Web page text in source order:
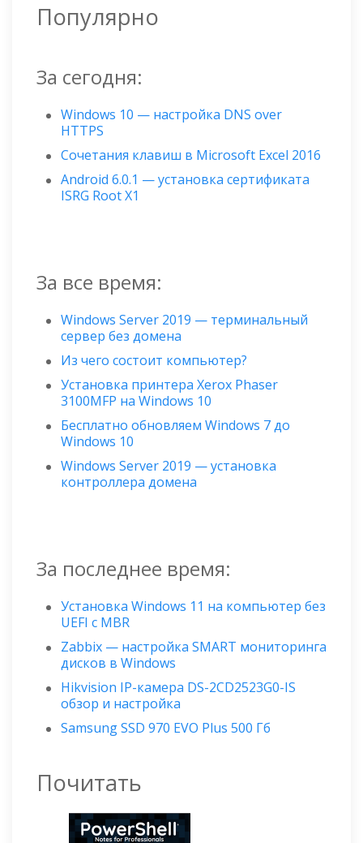
Популярно
За сегодня:
Windows 10 — настройка DNS over
HTTPS
Сочетания клавиш в Microsoft Excel 2016
Android 6.0.1 — установка сертификата
ISRG Root X1
За все время:
Windows Server 2019 — терминальный
сервер без домена
Из чего состоит компьютер?
Установка принтера Xerox Phaser
3100MFP на Windows 10
Бесплатно обновляем Windows 7 до
Windows 10
Windows Server 2019 — установка
контроллера домена
За последнее время:
Установка Windows 11 на компьютер без
UEFI с MBR
Zabbix — настройка SMART мониторинга
дисков в Windows
Hikvision IP-камера DS-2CD2523G0-IS
обзор и настройка
Samsung SSD 970 EVO Plus 500 Гб
Почитать